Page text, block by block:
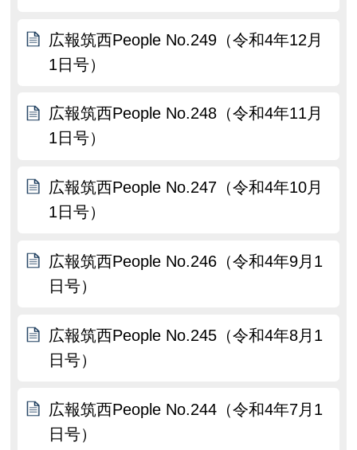
広報筑西People No.249（令和4年12月
1日号）
広報筑西People No.248（令和4年11月
1日号）
広報筑西People No.247（令和4年10月
1日号）
広報筑西People No.246（令和4年9月1
日号）
広報筑西People No.245（令和4年8月1
日号）
広報筑西People No.244（令和4年7月1
日号）